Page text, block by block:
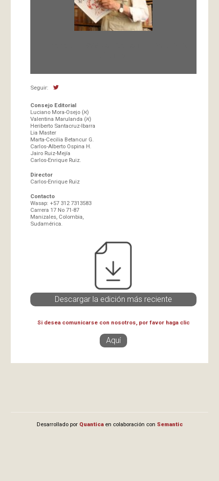
Seguir:
Consejo Editorial
Luciano Mora-Osejo (א)
Valentina Marulanda (א)
Heriberto Santacruz-Ibarra
Lia Master
Marta-Cecilia Betancur G.
Carlos-Alberto Ospina H.
Jairo Ruiz-Mejía
Carlos-Enrique Ruiz.
Director
Carlos-Enrique Ruiz
Contacto
Wasap: +57 312 7313583
Carrera 17 No 71-87
Manizales, Colombia,
Sudamérica.
Descargar la edición más reciente
Si desea comunicarse con nosotros, por favor haga clic
Aquí
Desarrollado por Quanticaen colaboración con Semantic